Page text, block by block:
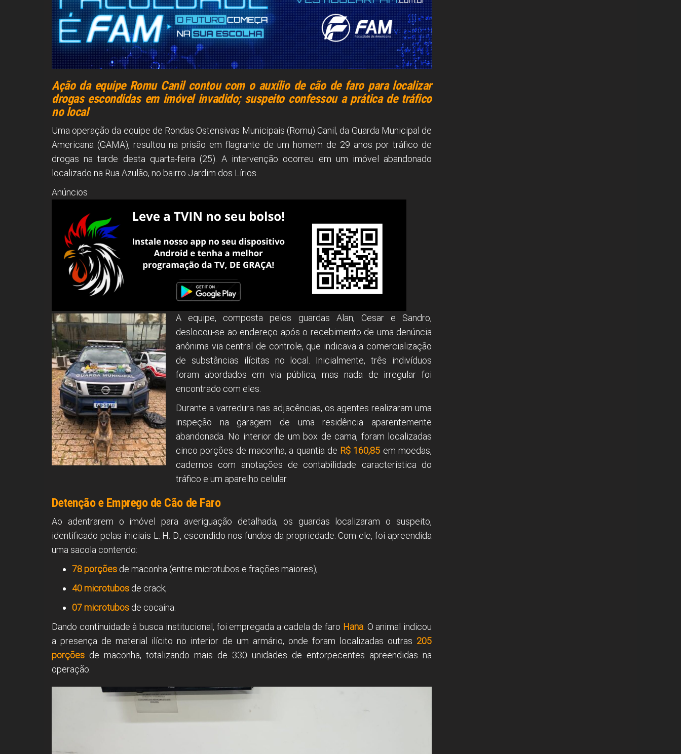
Ação da equipe Romu Canil contou com o auxílio de cão de faro para localizar
drogas escondidas em imóvel invadido; suspeito confessou a prática de tráfico
no local
Uma operação da equipe de Rondas Ostensivas Municipais (Romu) Canil, da Guarda Municipal de
Americana (GAMA), resultou na prisão em flagrante de um homem de 29 anos por tráfico de
drogas na tarde desta quarta-feira (25). A intervenção ocorreu em um imóvel abandonado
localizado na Rua Azulão, no bairro Jardim dos Lírios.
Anúncios
A equipe, composta pelos guardas Alan, Cesar e Sandro,
deslocou-se ao endereço após o recebimento de uma denúncia
anônima via central de controle, que indicava a comercialização
de substâncias ilícitas no local. Inicialmente, três indivíduos
foram abordados em via pública, mas nada de irregular foi
encontrado com eles.
Durante a varredura nas adjacências, os agentes realizaram uma
inspeção na garagem de uma residência aparentemente
abandonada. No interior de um box de cama, foram localizadas
cinco porções de maconha, a quantia de R$ 160,85 em moedas,
cadernos com anotações de contabilidade característica do
tráfico e um aparelho celular.
Detenção e Emprego de Cão de Faro
Ao adentrarem o imóvel para averiguação detalhada, os guardas localizaram o suspeito,
identificado pelas iniciais L. H. D., escondido nos fundos da propriedade. Com ele, foi apreendida
uma sacola contendo:
78 porções de maconha (entre microtubos e frações maiores);
40 microtubos de crack;
07 microtubos de cocaína.
Dando continuidade à busca institucional, foi empregada a cadela de faro Hana. O animal indicou
a presença de material ilícito no interior de um armário, onde foram localizadas outras 205
porções de maconha, totalizando mais de 330 unidades de entorpecentes apreendidas na
operação.